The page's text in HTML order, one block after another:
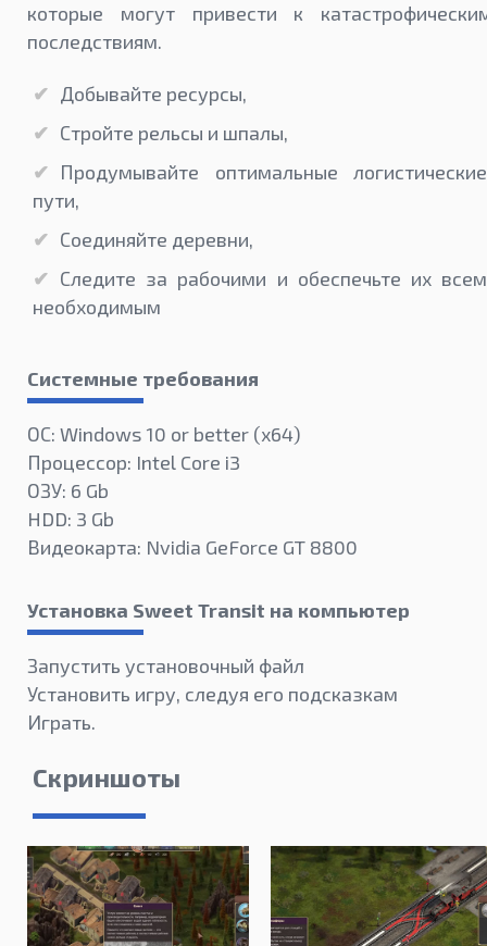
которые могут привести к
последствиям.
Добывайте ресурсы,
Стройте рельсы и шпалы,
Продумывайте оптимальные логистические
пути,
Соединяйте деревни,
Следите за рабочими и обеспечьте их всем
необходимым
Системные требования
ОС: Windows 10 or better (х64)
Процессор: Intel Core i3
ОЗУ: 6 Gb
HDD: 3 Gb
Видеокарта: Nvidia GeForce GT 8800
Установка Sweet Transit на компьютер
Запустить установочный файл
Установить игру, следуя его подсказкам
Играть.
Скриншоты